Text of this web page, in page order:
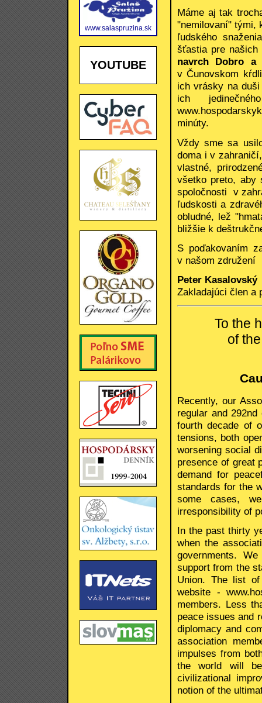
www.salaspruzina.sk
YOUTUBE
Máme aj tak
"nemilovaní" tými,
ľudského
šťastia pre
navrch Dobro a
v Čunovskom
ich vrásky na
ich
minúty.
Vždy sme sa
doma i v
vlastné,
všetko preto,
spoločnosti v
ľudskosti a
obludné, lež
bližšie k
S poďakovaním
v našom združení
Peter Kasalovský
Zakladajúci člen a
To the
of
Recently, our
regular and
fourth decade of
tensions, both
worsening social
presence of great
demand for
standards for the
some cases,
irresponsibility of
In the past thirty
when the
governments.
support from the
Union. The list
website -
members. Less
peace issues and
diplomacy and
association
impulses from
the world will
civilizational
notion of the